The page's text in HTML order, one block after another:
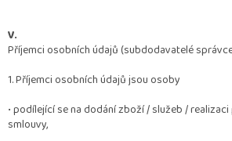
V.
Příjemci osobních údajů (subdodavatelé
1. Příjemci osobních údajů jsou osoby
•podílející se na dodání zboží / služeb /
smlouvy,